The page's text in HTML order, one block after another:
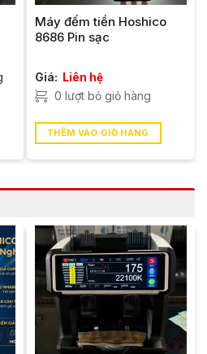
Máy đếm tiền Hoshico
Pin Sạc
Giá: Liên hệ
0 lượt bỏ giỏ hàng
THÊM VÀO GIỎ HÀNG